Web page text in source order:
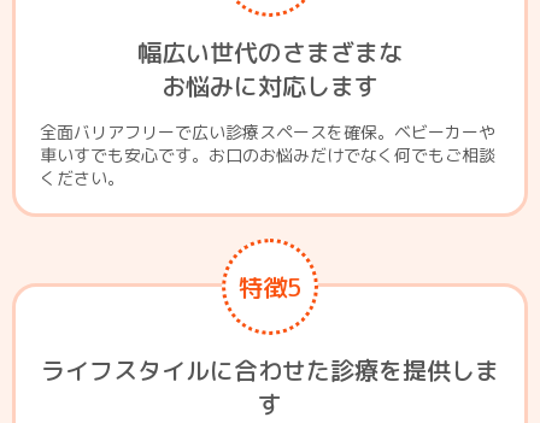
幅広い世代のさまざまな
お悩みに対応します
全面バリアフリーで広い診療スペースを確保。ベビーカーや
車いすでも安心です。お口のお悩みだけでなく何でもご相談
ください。
特徴5
ライフスタイルに合わせた診療を提供しま
す